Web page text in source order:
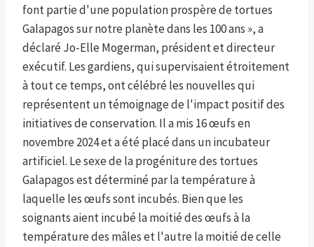
font partie d'une population prospère de tortues
Galapagos sur notre planète dans les 100 ans », a
déclaré Jo-Elle Mogerman, président et directeur
exécutif. Les gardiens, qui supervisaient étroitement
à tout ce temps, ont célébré les nouvelles qui
représentent un témoignage de l'impact positif des
initiatives de conservation. Il a mis 16 œufs en
novembre 2024 et a été placé dans un incubateur
artificiel. Le sexe de la progéniture des tortues
Galapagos est déterminé par la température à
laquelle les œufs sont incubés. Bien que les
soignants aient incubé la moitié des œufs à la
température des mâles et l'autre la moitié de celle